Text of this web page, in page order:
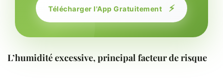
Télécharger l'App Gratuitement ⚡
L’humidité excessive, principal facteur de risque